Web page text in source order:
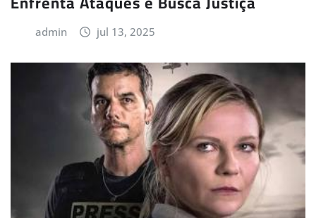
admin jul 13, 2025